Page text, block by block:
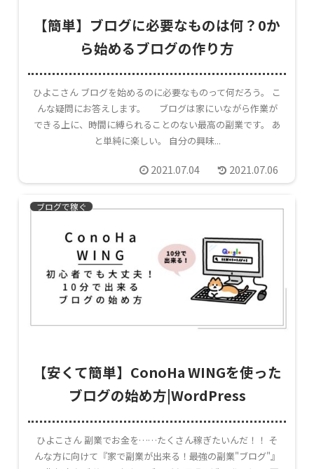
【簡単】ブログに必要なものは何？0か
ら始めるブログの作り方
ひよこさん ブログを始めるのに必要なものって何だろう。 こ
んな疑問にお答えします。 ブログは家にいながら作業が
できる上に、時間に縛られることのない最高の副業です。 あ
と単純に楽しい。 自分の興味...
2021.07.04 2021.07.06
ブログで稼ぐ
【安くて簡単】ConoHa WINGを使った
ブログの始め方|WordPress
ひよこさん 副業でお金を……たくさん稼ぎたいんだ！！ そ
んな方に向けて『家で副業が出来る！最強の副業"ブログ"』